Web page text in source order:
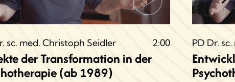
sc. med. Christoph Seidler 2:00
der Transformation in der
(ab 1989)
PD Dr.